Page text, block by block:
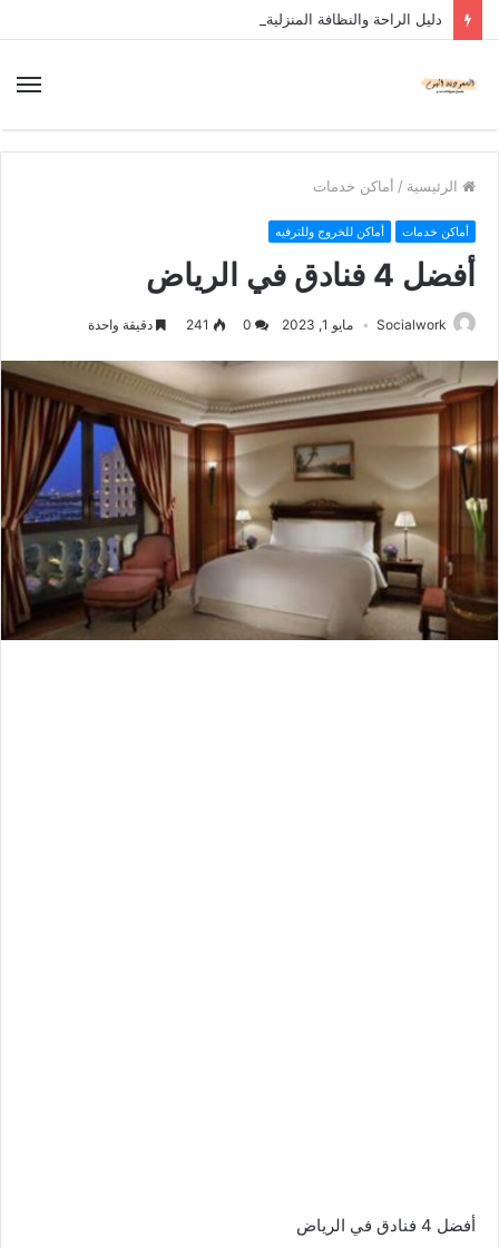
دليل الراحة والنظافة المنزلية
الرئيسية / أماكن خدمات
أماكن خدمات أماكن للخروج وللترفيه
أفضل 4 فنادق في الرياض
Socialwork مايو 1, 2023 241 دقيقة واحدة
أفضل 4 فنادق في الرياض